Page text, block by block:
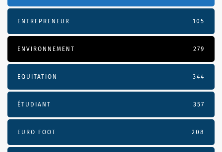
ENTREPRENEUR 105
ENVIRONNEMENT 279
EQUITATION 344
ÉTUDIANT 357
EURO FOOT 208